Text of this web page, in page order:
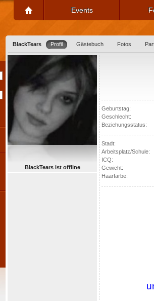
Events
BlackTears Profil Gästebuch Fotos
BlackTears ist offline
Geburtstag:
Geschlecht:
Beziehungsstatus:
Stadt:
Arbeitsplatz/Schule:
ICQ:
Gewicht:
Haarfarbe: